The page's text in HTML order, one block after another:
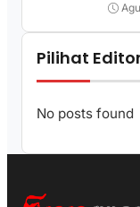
Pilihat
No posts found